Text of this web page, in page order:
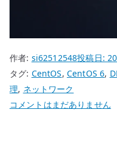
作者: si62512548投稿日:
タグ: CentOS, CentOS 6,
理, ネットワーク
CentOS
コメントはまだありません